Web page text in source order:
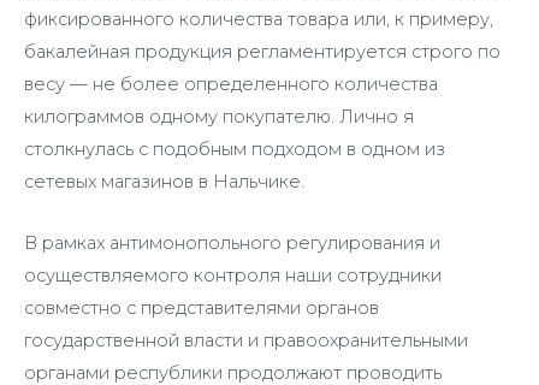
фиксированного количества товара или, к примеру,
бакалейная продукция регламентируется строго по
весу — не более определенного количества
килограммов одному покупателю. Лично я
столкнулась с подобным подходом в одном из
сетевых магазинов в Нальчике.
В рамках антимонопольного регулирования и
осуществляемого контроля наши сотрудники
совместно с представителями органов
государственной власти и правоохранительными
органами республики продолжают проводить